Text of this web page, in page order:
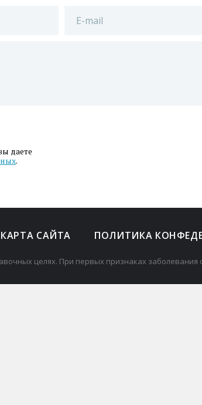
даете
.
КАРТА САЙТА ПОЛИТИКА
целях. При первых признаках заболевания